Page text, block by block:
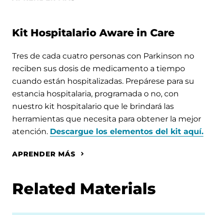
Kit Hospitalario Aware in Care
Tres de cada cuatro personas con Parkinson no
reciben sus dosis de medicamento a tiempo
cuando están hospitalizadas. Prepárese para su
estancia hospitalaria, programada o no, con
nuestro kit hospitalario que le brindará las
herramientas que necesita para obtener la mejor
atención. Descargue los elementos del kit aquí.
APRENDER MÁS
Related Materials